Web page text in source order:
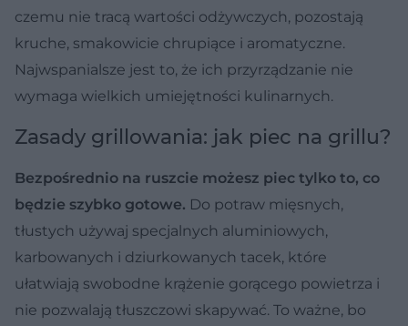
czemu nie tracą wartości odżywczych, pozostają
kruche, smakowicie chrupiące i aromatyczne.
Najwspanialsze jest to, że ich przyrządzanie nie
wymaga wielkich umiejętności kulinarnych.
Zasady grillowania: jak piec na grillu?
Bezpośrednio na ruszcie możesz piec tylko to, co
będzie szybko gotowe. Do potraw mięsnych,
tłustych używaj specjalnych aluminiowych,
karbowanych i dziurkowanych tacek, które
ułatwiają swobodne krążenie gorącego powietrza i
nie pozwalają tłuszczowi skapywać. To ważne, bo